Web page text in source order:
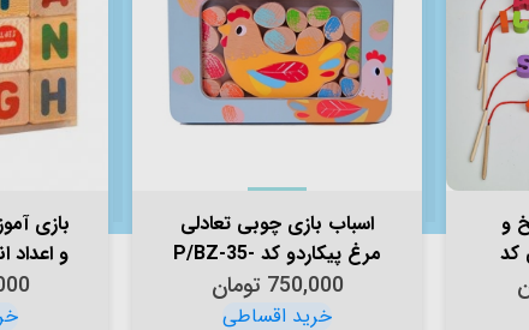
و
کد
اسباب بازی چوبی تعادلی
مرغ پیکاردو کد P/BZ-35-
A/M
750,000 تومان
بازی
و اعداد